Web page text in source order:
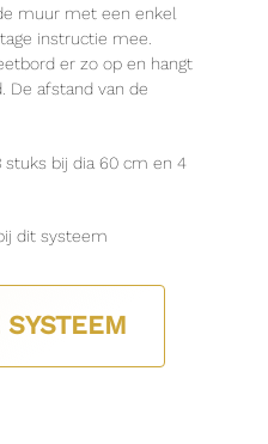
muur met een enkel
instructie mee.
er zo op en hangt
De afstand van de
bij dia 60 cm en 4
dit systeem